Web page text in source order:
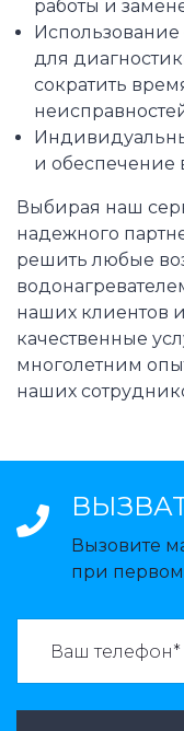
работы и
для
сократить
и обеспечение
Выбирая наш
надежного
решить любые
наших клиентов
качественные
многолетним
наших
Вызовите
при